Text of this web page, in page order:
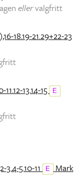
ellervalgfritt
18.19-21.29+22-23
11.12-13.14-15 E
3.4-5.10-11 E Mark